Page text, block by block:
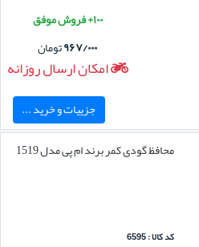
۱۰۰+ فروش موفق
۹۶۷/۰۰۰تومان
امکان ارسال روزانه
جزییات و خرید ...
محافظ گودی کمر برند ام پی مدل 1519
کد کالا : 6595